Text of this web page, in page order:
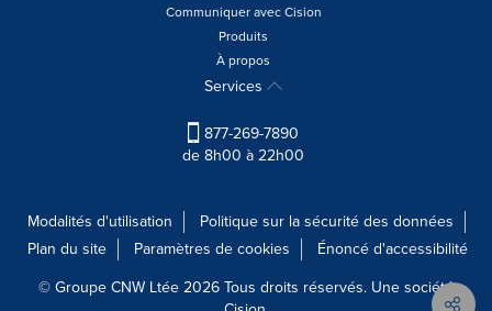
Communiquer avec Cision
Produits
À propos
Services
877-269-7890
de 8h00 à 22h00
Modalités d'utilisation
Politique sur la sécurité des données
Plan du site
Paramètres de cookies
Énoncé d'accessibilité
© Groupe CNW Ltée 2026 Tous droits réservés. Une société